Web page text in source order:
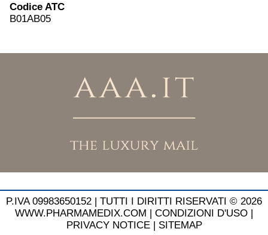
Codice ATC
B01AB05
P.IVA 09983650152 | TUTTI I DIRITTI RISERVATI © 2026
WWW.PHARMAMEDIX.COM | CONDIZIONI D'USO |
PRIVACY NOTICE| SITEMAP